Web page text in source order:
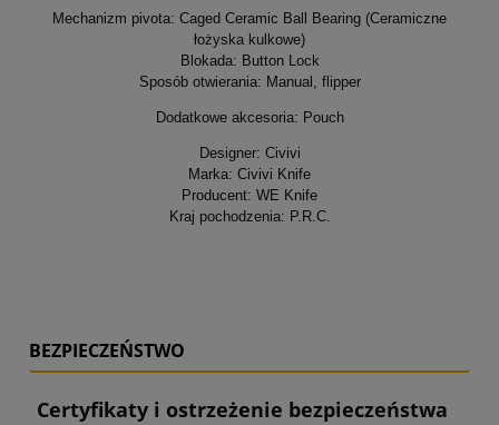
Mechanizm pivota: Caged Ceramic Ball Bearing (Ceramiczne
łożyska kulkowe)
Blokada: Button Lock
Sposób otwierania: Manual, flipper
Dodatkowe akcesoria: Pouch
Designer: Civivi
Marka: Civivi Knife
Producent: WE Knife
Kraj pochodzenia: P.R.C.
BEZPIECZEŃSTWO
Certyfikaty i ostrzeżenie bezpieczeństwa